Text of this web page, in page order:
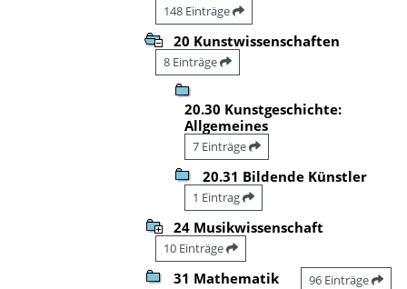
148 Einträge
20 Kunstwissenschaften
8 Einträge
20.30 Kunstgeschichte:
Allgemeines
7 Einträge
20.31 Bildende Künstler
1 Eintrag
24 Musikwissenschaft
10 Einträge
31 Mathematik 96 Einträge